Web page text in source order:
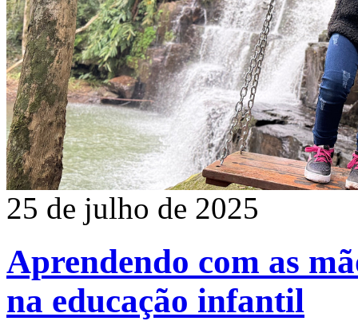
25 de julho de 2025
Aprendendo com as
na educação infantil